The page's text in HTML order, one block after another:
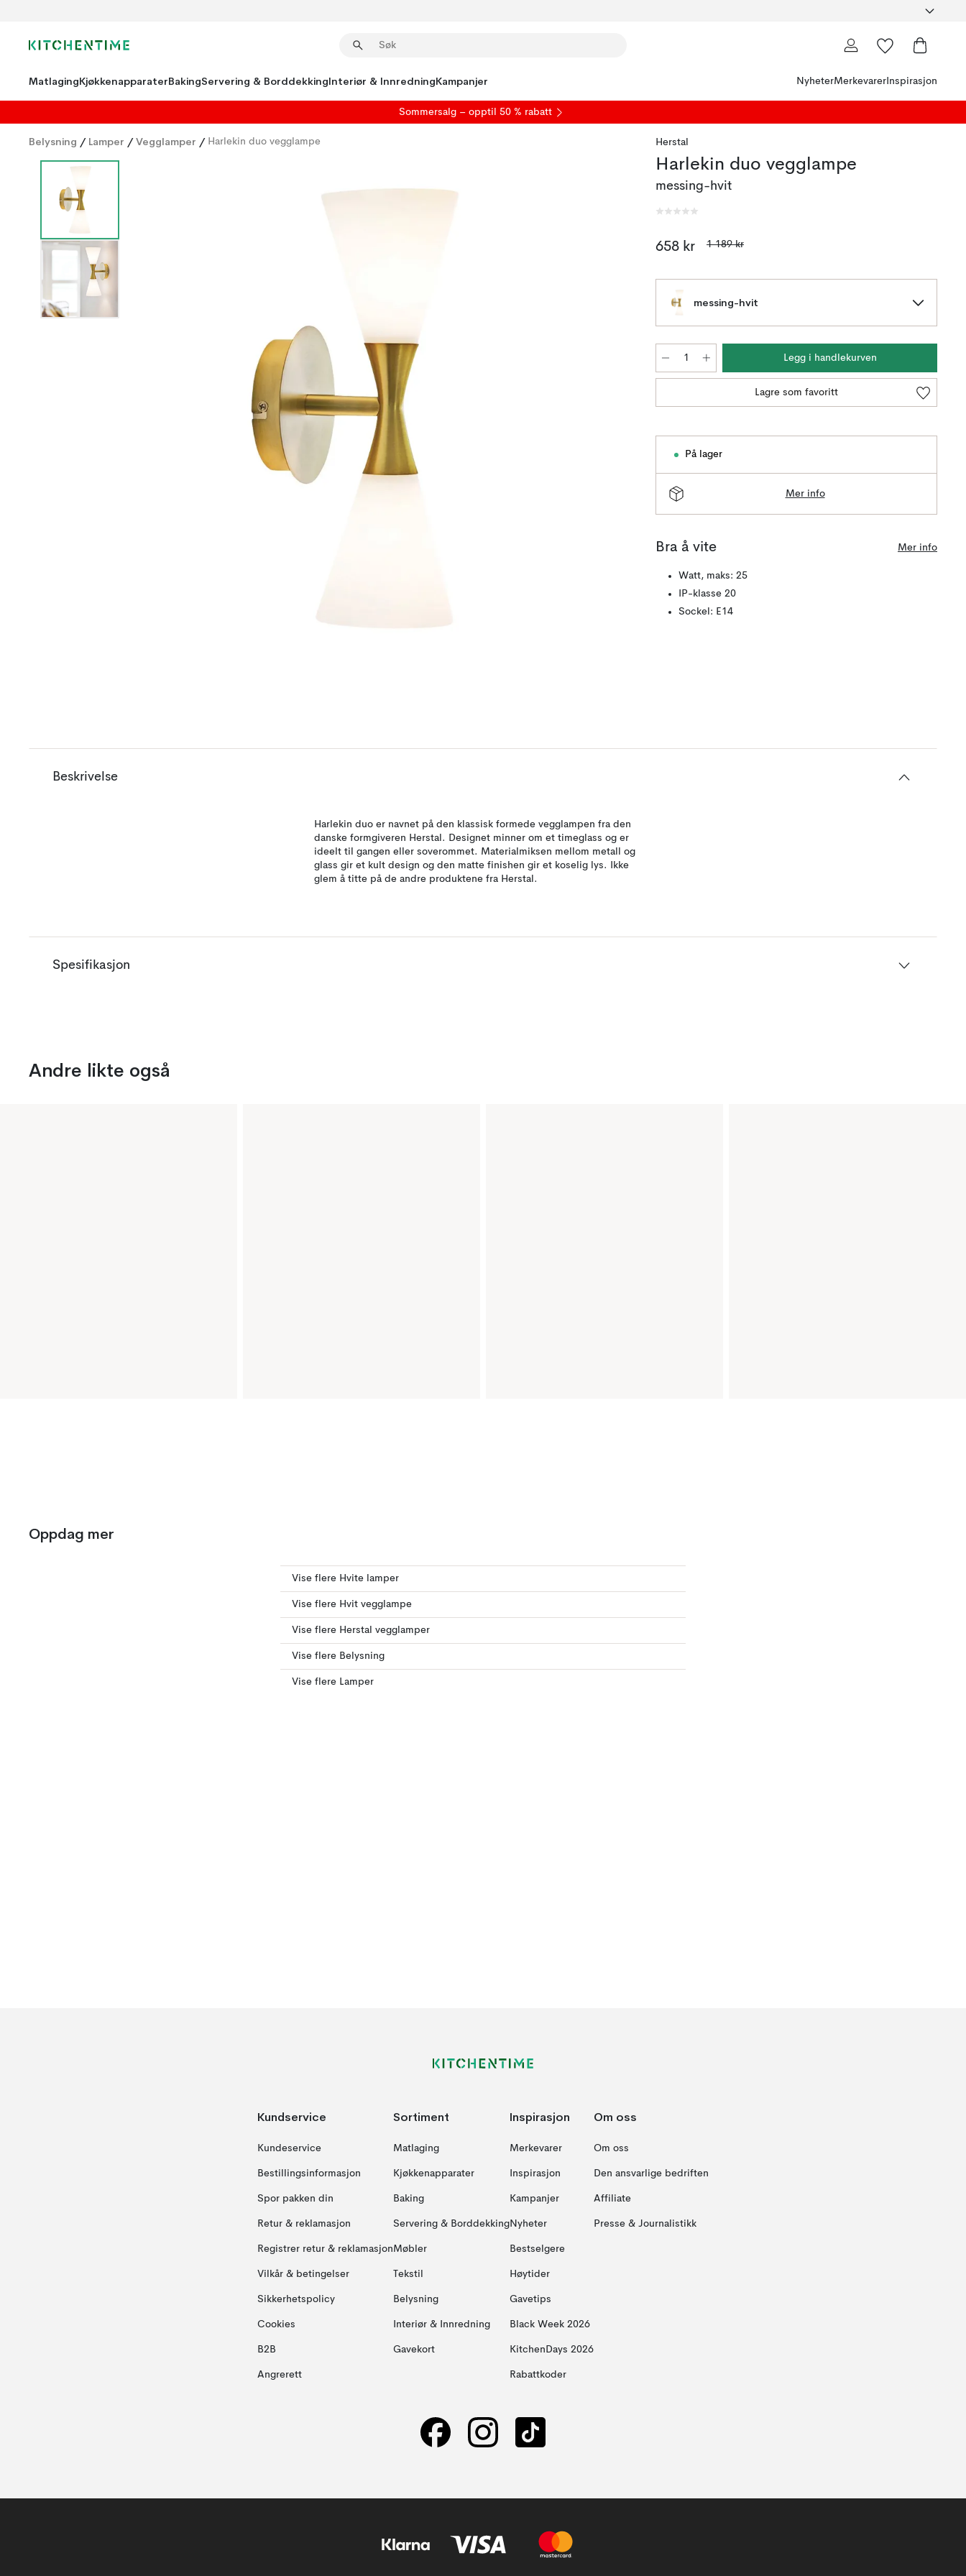
MatlagingKjøkkenapparaterBakingServering & BorddekkingInteriør & InnredningKampanjer NyheterMerkevarer Inspirasjon
Sommersalg – opptil 50 % rabatt
Belysning / Lamper / Vegglamper / Harlekin duo vegglampe Herstal
Harlekin duo vegglampe
messing-hvit
658 kr 1 189 kr
messing-hvit
Legg i handlekurven
Lagre som favoritt
På lager
Mer info
Bra å vite Mer info
Watt, maks: 25
IP-klasse 20
Sockel: E14
Beskrivelse
Harlekin duo er navnet på den klassisk formede vegglampen fra den
danske formgiveren Herstal. Designet minner om et timeglass og er
ideelt til gangen eller soverommet. Materialmiksen mellom metall og
glass gir et kult design og den matte finishen gir et koselig lys. Ikke
glem å titte på de andre produktene fra Herstal.
Spesifikasjon
Andre likte også
Oppdag mer
Vise flere Hvite lamper
Vise flere Hvit vegglampe
Vise flere Herstal vegglamper
Vise flere Belysning
Vise flere Lamper
Kundservice
Kundeservice
Bestillingsinformasjon
Spor pakken din
Retur & reklamasjon
Registrer retur & reklamasjon
Vilkår & betingelser
Sikkerhetspolicy
Cookies
B2B
Angrerett
Sortiment
Matlaging
Kjøkkenapparater
Baking
Servering & Borddekking
Møbler
Tekstil
Belysning
Interiør & Innredning
Gavekort
Inspirasjon
Merkevarer
Inspirasjon
Kampanjer
Nyheter
Bestselgere
Høytider
Gavetips
Black Week 2026
KitchenDays 2026
Rabattkoder
Om oss
Om oss
Den ansvarlige bedriften
Affiliate
Presse & Journalistikk